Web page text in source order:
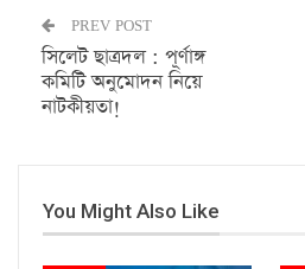
PREV POST
সিলেট ছাত্রদল : পূর্ণাঙ্গ
কমিটি অনুমোদন নিয়ে
নাটকীয়তা!
You Might Also Like